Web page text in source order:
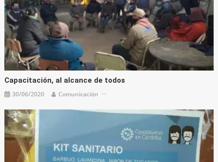
Capacitación, al alcance de todos
30/06/2020 Comunicación